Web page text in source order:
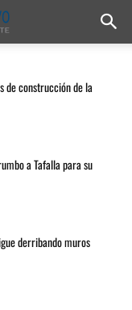
de construcción de la
a Tafalla para su
derribando muros